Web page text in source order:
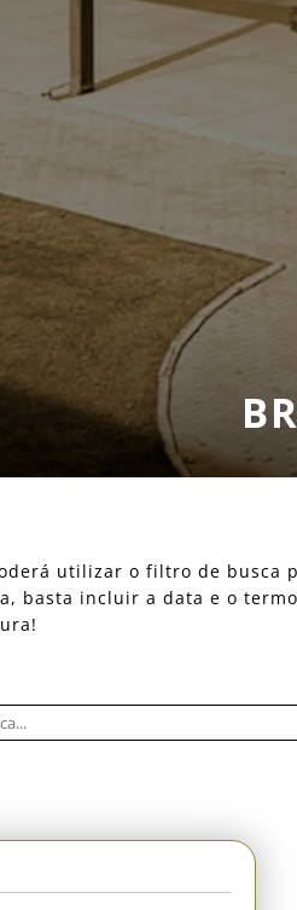
utilizar o filtro de busca
basta incluir a data e o